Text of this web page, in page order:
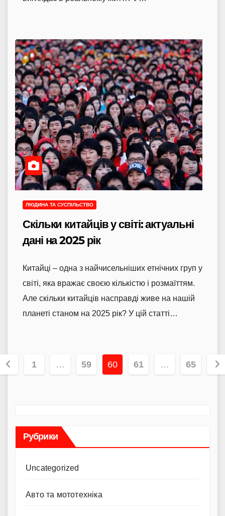
ЛЮДИНА ТА СУСПІЛЬСТВО
Скільки китайців у світі: актуальні
дані на 2025 рік
Китайці – одна з найчисельніших етнічних груп у
світі, яка вражає своєю кількістю і розмаїттям.
Але скільки китайців насправді живе на нашій
планеті станом на 2025 рік? У цій статті…
1 … 59 60 61 … 65
Рубрики
Uncategorized
Авто та мототехніка